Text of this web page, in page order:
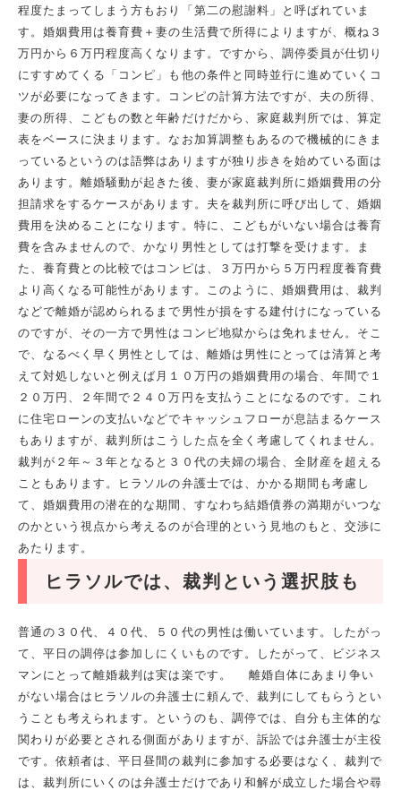
程度たまってしまう方もおり「第二の慰謝料」と呼ばれていま
す。婚姻費用は養育費＋妻の生活費で所得によりますが、概ね３
万円から６万円程度高くなります。ですから、調停委員が仕切り
にすすめてくる「コンピ」も他の条件と同時並行に進めていくコ
ツが必要になってきます。コンピの計算方法ですが、夫の所得、
妻の所得、こどもの数と年齢だけだから、家庭裁判所では、算定
表をベースに決まります。なお加算調整もあるので機械的にきま
っているというのは語弊はありますが独り歩きを始めている面は
あります。離婚騒動が起きた後、妻が家庭裁判所に婚姻費用の分
担請求をするケースがあります。夫を裁判所に呼び出して、婚姻
費用を決めることになります。特に、こどもがいない場合は養育
費を含みませんので、かなり男性としては打撃を受けます。ま
た、養育費との比較ではコンピは、３万円から５万円程度養育費
より高くなる可能性があります。このように、婚姻費用は、裁判
などで離婚が認められるまで男性が損をする建付けになっている
のですが、その一方で男性はコンピ地獄からは免れません。そこ
で、なるべく早く男性としては、離婚は男性にとっては清算と考
えて対処しないと例えば月１０万円の婚姻費用の場合、年間で１
２０万円、２年間で２４０万円を支払うことになるのです。これ
に住宅ローンの支払いなどでキャッシュフローが息詰まるケース
もありますが、裁判所はこうした点を全く考慮してくれません。
裁判が２年～３年となると３０代の夫婦の場合、全財産を超える
こともあります。ヒラソルの弁護士では、かかる期間も考慮し
て、婚姻費用の潜在的な期間、すなわち結婚債券の満期がいつな
のかという視点から考えるのが合理的という見地のもと、交渉に
あたります。
ヒラソルでは、裁判という選択肢も
普通の３０代、４０代、５０代の男性は働いています。したがっ
て、平日の調停は参加しにくいものです。したがって、ビジネス
マンにとって離婚裁判は実は楽です。 離婚自体にあまり争い
がない場合はヒラソルの弁護士に頼んで、裁判にしてもらうとい
うことも考えられます。というのも、調停では、自分も主体的な
関わりが必要とされる側面がありますが、訴訟では弁護士が主役
です。依頼者は、平日昼間の裁判に参加する必要はなく、裁判で
は、裁判所にいくのは弁護士だけであり和解が成立した場合や尋